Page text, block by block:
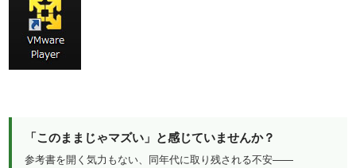
「このままじゃマズい」と感じていませんか？
参考書を開く気力もない、同年代に取り残される不安——